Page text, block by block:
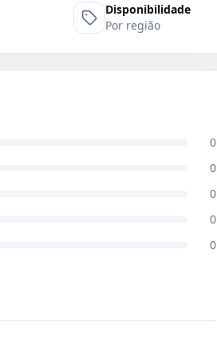
Disponibilidade
Por região
0
0
0
0
0